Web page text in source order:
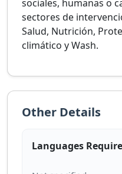
sociales, humanas o
sectores de
Salud, Nutrición,
climático y Wash.
Other Details
Languages